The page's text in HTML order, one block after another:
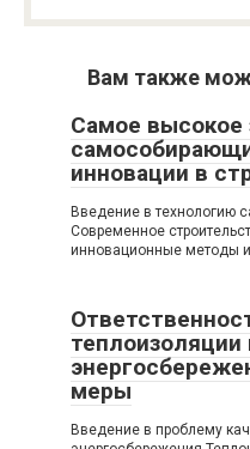
Вам также
Самое высокое
инновации в
Введение в технологию
Современное
инновационные методы и
меры
Введение в проблему